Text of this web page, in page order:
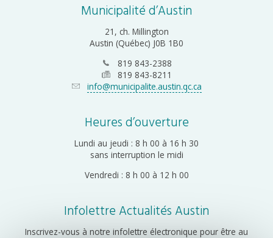
Municipalité d’Austin
21, ch. Millington
Austin (Québec) J0B 1B0
819 843-2388
819 843-8211
info@municipalite.austin.qc.ca
Heures d’ouverture
Lundi au jeudi : 8 h 00 à 16 h 30
sans interruption le midi
Vendredi : 8 h 00 à 12 h 00
Infolettre Actualités Austin
Inscrivez-vous à notre infolettre électronique pour être au